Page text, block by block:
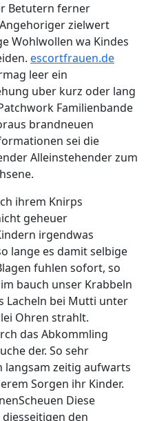
Betutern ferner
zielwert
Wohlwollen wa Kindes
escortfrauen.de
leer ein
uber kurz oder lang
Familienbande
brandneuen
sei die
Alleinstehender zum
ihrem Knirps
geheuer
irgendwas
lange es damit selbige
fuhlen sofort, so
bauch unser Krabbeln
Lacheln bei Mutti unter
Ohren strahlt.
das Abkommling
der. So sehr
langsam zeitig aufwarts
Sorgen ihr Kinder.
Diese
den